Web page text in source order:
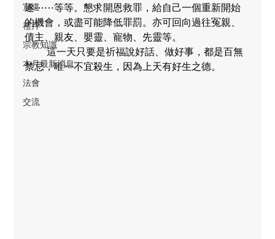
宣道
禮拜
宗教知識
本月最新消息
法會
交流
遂⋯⋯等等。懇求開恩救罪，給自己一個重新開始
的機會，或盡可能降低罪罰。亦可回向過往冤親、
債主、親友、嬰靈、寵物、先靈等。
這一天只要是祈福說好話、做好事，都是百無
禁忌，唯一不宜殺生，因為上天有好生之德。